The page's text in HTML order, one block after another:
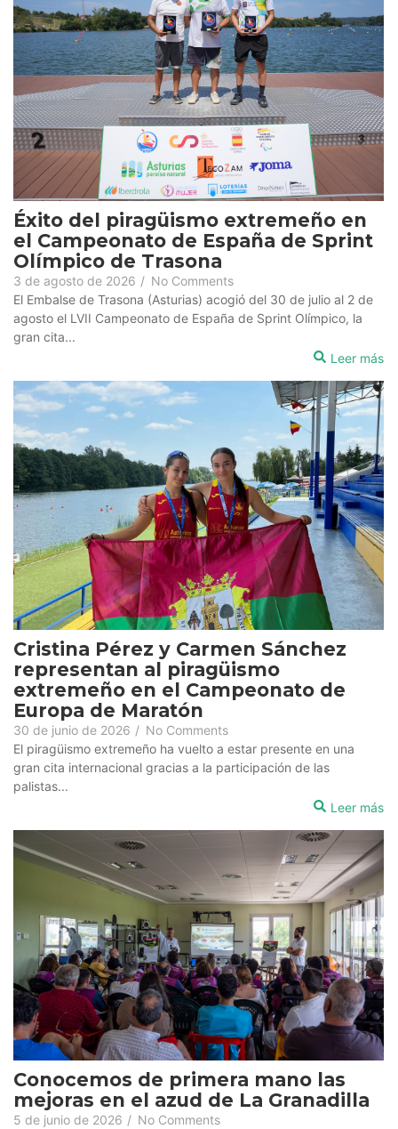
Éxito del piragüismo extremeño en
el Campeonato de España de Sprint
Olímpico de Trasona
3 de agosto de 2026 / No Comments
El Embalse de Trasona (Asturias) acogió del 30 de julio al 2 de
agosto el LVII Campeonato de España de Sprint Olímpico, la
gran cita...
Leer más
Cristina Pérez y Carmen Sánchez
representan al piragüismo
extremeño en el Campeonato de
Europa de Maratón
30 de junio de 2026 / No Comments
El piragüismo extremeño ha vuelto a estar presente en una
gran cita internacional gracias a la participación de las
palistas...
Leer más
Conocemos de primera mano las
mejoras en el azud de La Granadilla
5 de junio de 2026 / No Comments